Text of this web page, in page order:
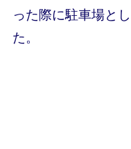
った際に駐車場と
た。